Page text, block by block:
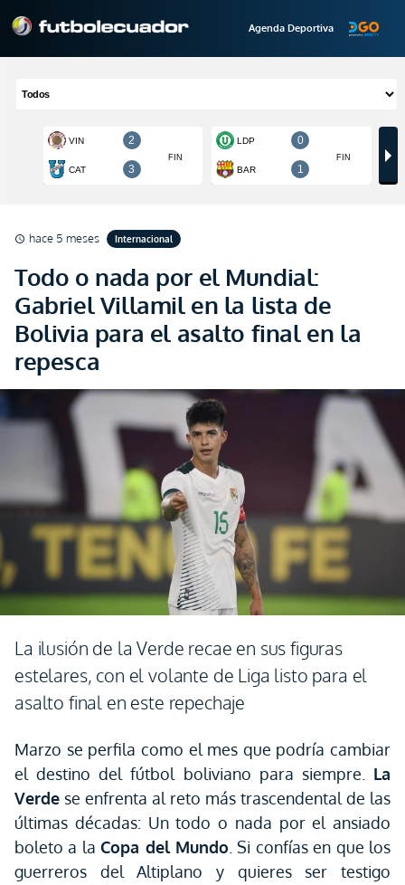
Agenda Deportiva
schedule hace 5 meses Internacional
Todo o nada por el Mundial:
Gabriel Villamil en la lista de
Bolivia para el asalto final en la
repesca
La ilusión de la Verde recae en sus figuras
estelares, con el volante de Liga listo para el
asalto final en este repechaje
Marzo se perfila como el mes que podría cambiar
el destino del fútbol boliviano para siempre. La
Verde se enfrenta al reto más trascendental de las
últimas décadas: Un todo o nada por el ansiado
boleto a laCopa del Mundo . Si confías en que los
guerreros del Altiplano y quieres ser testigo